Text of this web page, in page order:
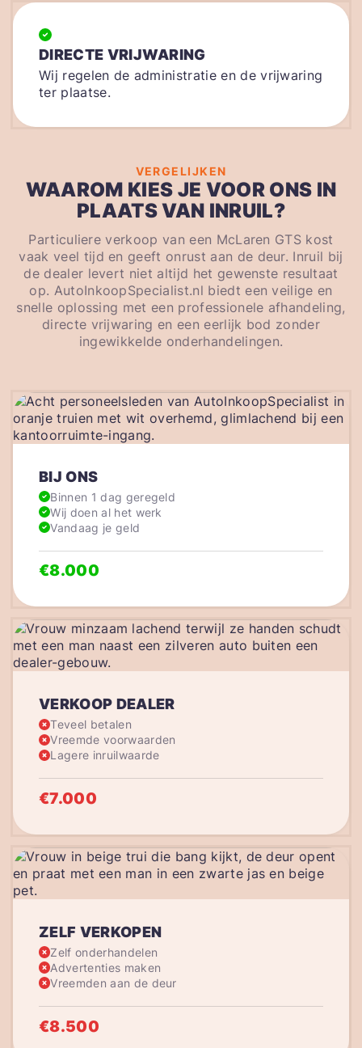
DIRECTE VRIJWARING
Wij regelen de administratie en de vrijwaring
ter plaatse.
VERGELIJKEN
WAAROM KIES JE VOOR ONS IN
PLAATS VAN INRUIL?
Particuliere verkoop van een McLaren GTS kost
vaak veel tijd en geeft onrust aan de deur. Inruil bij
de dealer levert niet altijd het gewenste resultaat
op. AutoInkoopSpecialist.nl biedt een veilige en
snelle oplossing met een professionele afhandeling,
directe vrijwaring en een eerlijk bod zonder
ingewikkelde onderhandelingen.
VERKOOP DEALER
Teveel betalen
Vreemde voorwaarden
Lagere inruilwaarde
€7.000
BIJ ONS
Binnen 1 dag geregeld
Wij doen al het werk
Vandaag je geld
€8.000
ZELF VERKOPEN
Zelf onderhandelen
Advertenties maken
Vreemden aan de deur
€8.500